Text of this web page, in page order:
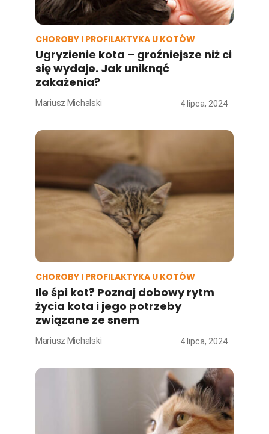
CHOROBY I PROFILAKTYKA U KOTÓW
Ugryzienie kota – groźniejsze niż ci
się wydaje. Jak uniknąć
zakażenia?
Mariusz Michalski 4 lipca, 2024
CHOROBY I PROFILAKTYKA U KOTÓW
Ile śpi kot? Poznaj dobowy rytm
życia kota i jego potrzeby
związane ze snem
Mariusz Michalski 4 lipca, 2024